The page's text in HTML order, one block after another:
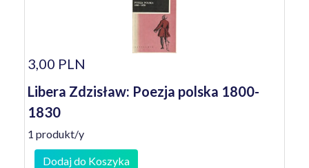
3,00 PLN
Libera Zdzisław: Poezja polska 1800-
1830
1 produkt/y
Dodaj do Koszyka